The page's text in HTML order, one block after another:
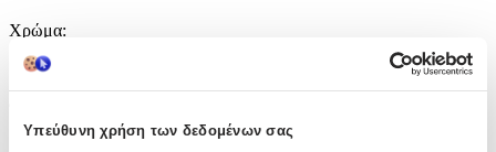
Υπεύθυνη χρήση των δεδομένων σας
Χρώμα:
Κορίτσι